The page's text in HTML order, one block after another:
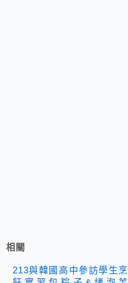
相關
213與韓國高中參訪學生烹